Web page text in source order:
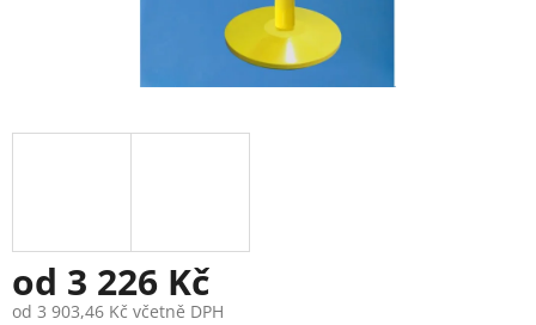
od 3 226 Kč
od 3 903,46 Kč včetně DPH